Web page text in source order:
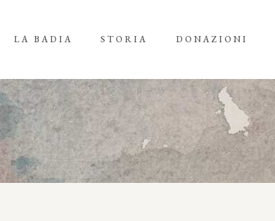
LA BADIA STORIA DONAZIONI